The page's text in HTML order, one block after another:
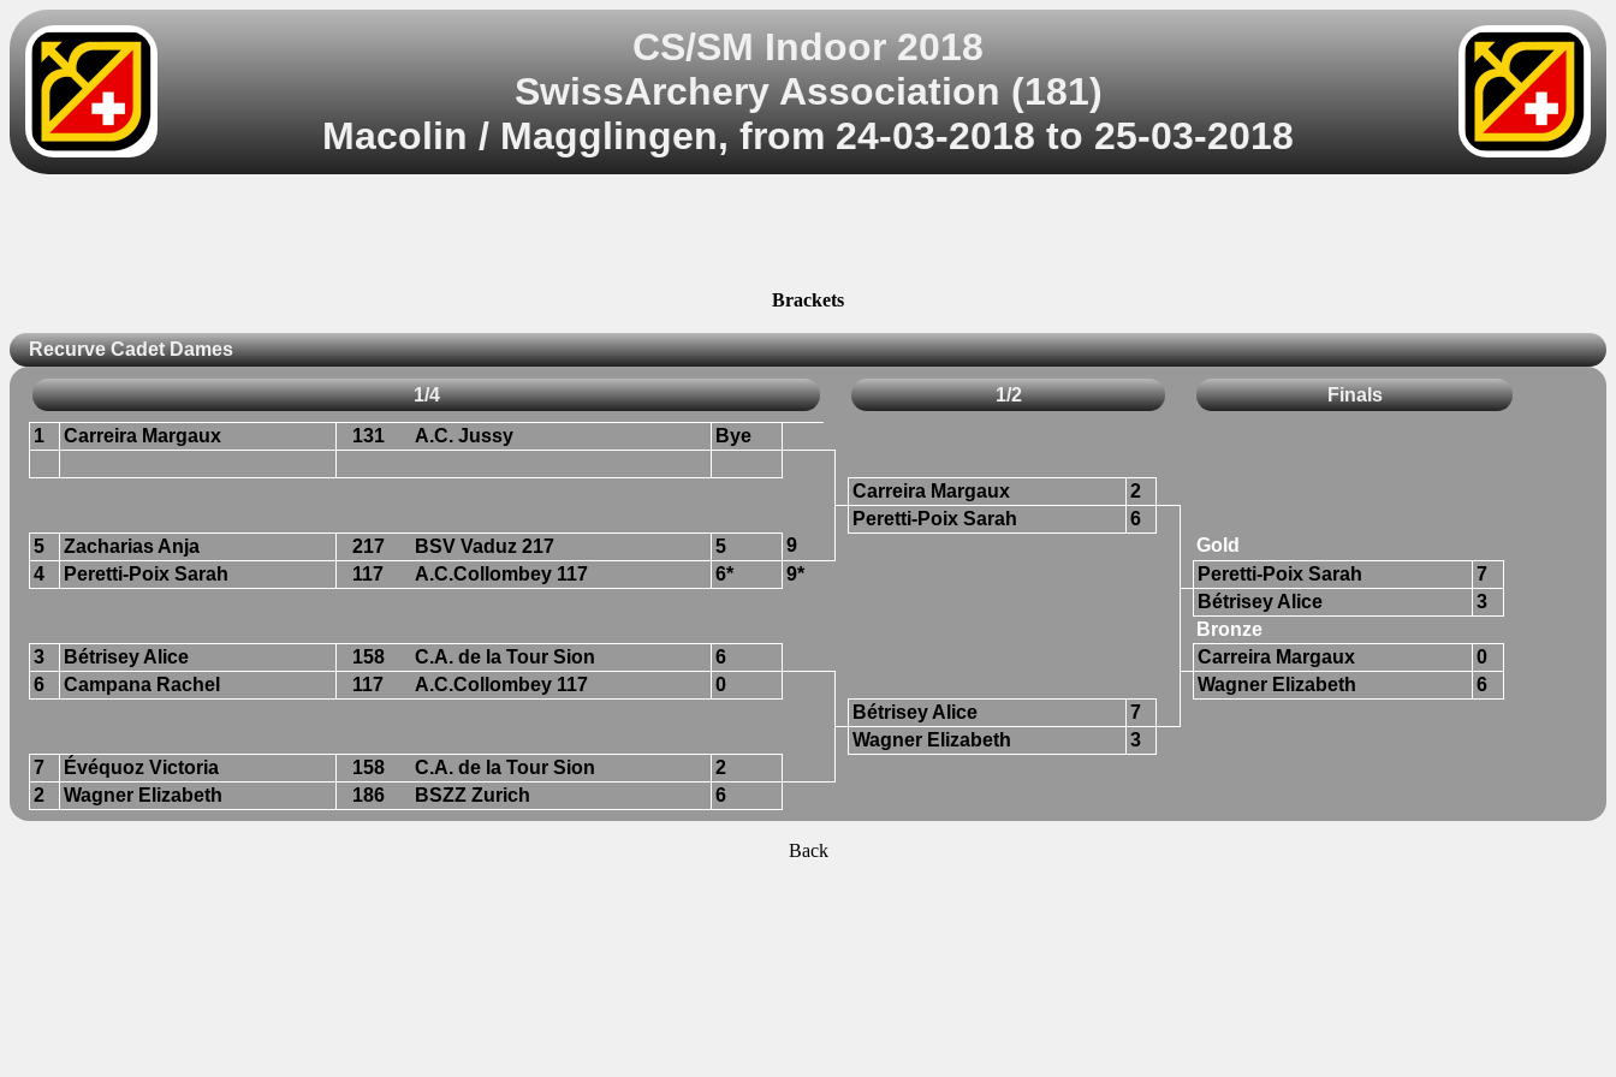
CS/SM Indoor 2018
SwissArchery Association (181)
Macolin / Magglingen, from 24-03-2018 to 25-03-2018
Brackets
Recurve Cadet Dames
1/4 1/2 Finals
1 Carreira Margaux 131 A.C. Jussy Bye
Carreira Margaux
2
Peretti-Poix Sarah
6
5
Zacharias Anja 217 BSV Vaduz 217 5 9
Gold
4
Peretti-Poix Sarah 117 A.C.Collombey 117 6* 9* Peretti-Poix Sarah
7
Bétrisey Alice
3
Bronze
3
Bétrisey Alice 158 C.A. de la Tour Sion 6 Carreira Margaux
0
6
Campana Rachel 117 A.C.Collombey 117 0 Wagner Elizabeth
6
Bétrisey Alice
7
Wagner Elizabeth
3
7
Évéquoz Victoria 158 C.A. de la Tour Sion
2
2
Wagner Elizabeth 186 BSZZ Zurich 6
Back